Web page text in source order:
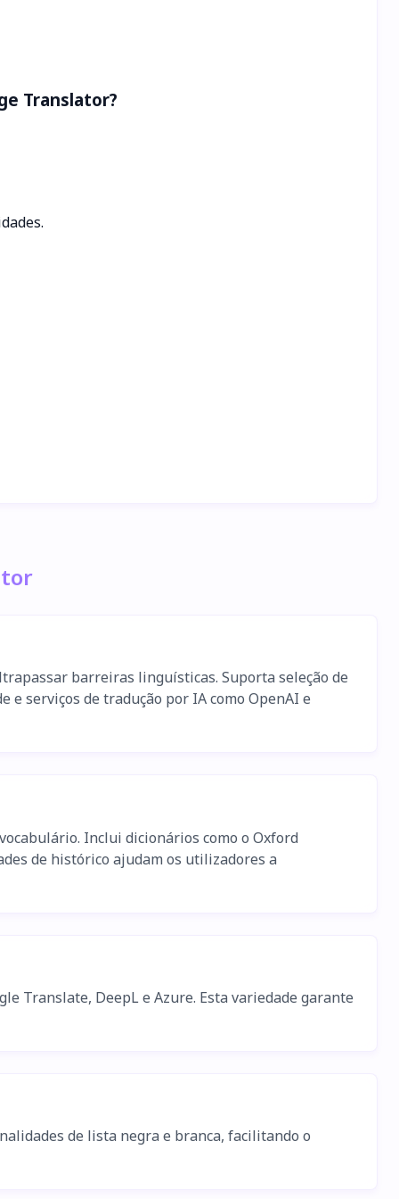
Translator?
barreiras linguísticas. Suporta seleção de
e serviços de tradução por IA como OpenAI e
Inclui dicionários como o Oxford
de histórico ajudam os utilizadores a
Translate, DeepL e Azure. Esta variedade garante
de lista negra e branca, facilitando o